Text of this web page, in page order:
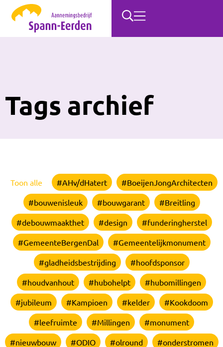
Tags archief
Toon alle #AHv/dHatert
#BoeijenJongArchitecten
#bouwenisleuk
#bouwgarant
#Breitling
#debouwmaakthet
#design
#funderingherstel
#GemeenteBergenDal
#Gemeentelijkmonument
#gladheidsbestrijding
#hoofdsponsor
#houdvanhout
#hubohelpt
#hubomillingen
#jubileum
#Kampioen #kelder
#Kookdoom
#leefruimte
#Millingen
#monument
#nieuwbouw
#ODIO #olround
#onderstromen